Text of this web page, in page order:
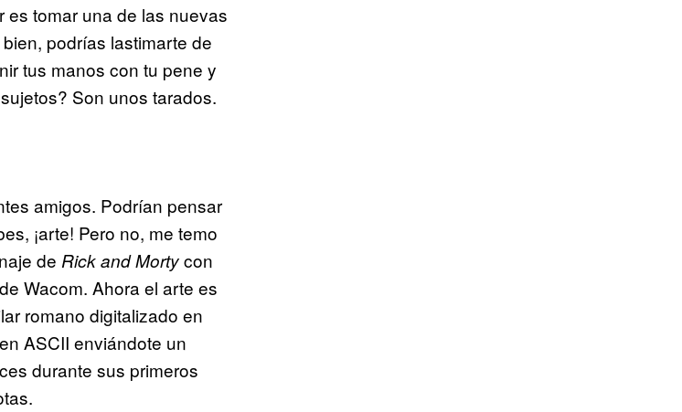
es tomar una de las nuevas
podrías lastimarte de
tus manos con tu pene y
Son unos tarados.
amigos. Podrían pensar
¡arte! Pero no, me temo
de Rick and Mortycon
Wacom. Ahora el arte es
romano digitalizado en
ASCII enviándote un
durante sus primeros